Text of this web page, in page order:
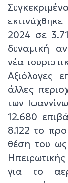
2024 σε
δυναμική
νέα
Αξιόλογες
άλλες
των
12.680
8.122 το
θέση του
για το